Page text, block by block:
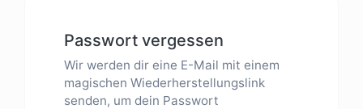
Passwort vergessen
Wir werden dir eine E-Mail mit einem
magischen Wiederherstellungslink
senden, um dein Passwort